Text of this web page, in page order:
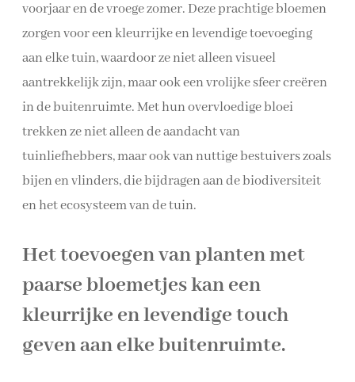
voorjaar en de vroege zomer. Deze prachtige bloemen
zorgen voor een kleurrijke en levendige toevoeging
aan elke tuin, waardoor ze niet alleen visueel
aantrekkelijk zijn, maar ook een vrolijke sfeer creëren
in de buitenruimte. Met hun overvloedige bloei
trekken ze niet alleen de aandacht van
tuinliefhebbers, maar ook van nuttige bestuivers zoals
bijen en vlinders, die bijdragen aan de biodiversiteit
en het ecosysteem van de tuin.
Het toevoegen van planten met
paarse bloemetjes kan een
kleurrijke en levendige touch
geven aan elke buitenruimte.